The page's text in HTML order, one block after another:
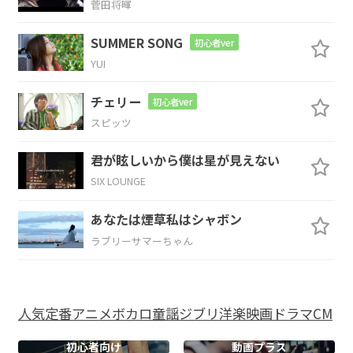
未来し かなかった
C
初めて鍵を開けた始まりのあの日を 今でも
菅田将暉
SUMMER SONG 初心者ver
YUI
チェリー 初心者ver
スピッツ
君が眩しいから僕は星が見えない
SIX LOUNGE
あなたは煙草私はシャボン
ラブリーサマーちゃん
人気定番アニメボカロ童謡ジブリ洋楽映画ドラマCM
初心者向け
動画プラス